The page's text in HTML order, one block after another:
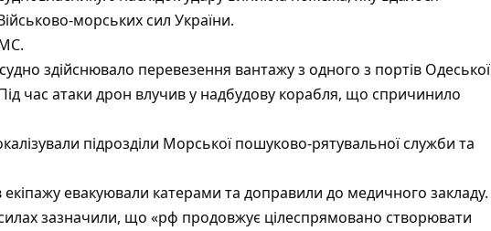
морських сил України.
здійснювало перевезення вантажу з одного з портів Одеської
час атаки дрон влучив у надбудову корабля, що спричинило
підрозділи Морської пошуково-рятувальної служби та
евакуювали катерами та доправили до медичного закладу.
зазначили, що «рф продовжує цілеспрямовано створювати